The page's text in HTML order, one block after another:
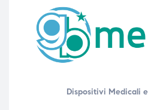
Dispositivi Medicali